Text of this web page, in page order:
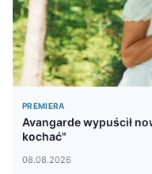
PREMIERA
Avangarde wypuścił
kochać"
08.08.2026